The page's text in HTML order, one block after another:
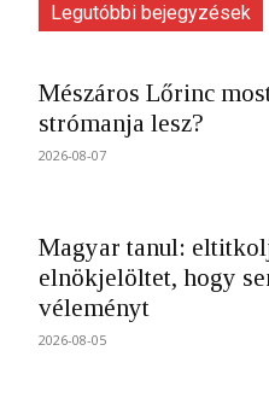
Legutóbbi bejegyzések
Mészáros Lőrinc
strómanja lesz?
2026-08-07
Magyar tanul:
elnökjelöltet, hogy
véleményt
2026-08-05